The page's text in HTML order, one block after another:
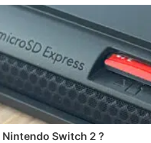
Switch 2 ?